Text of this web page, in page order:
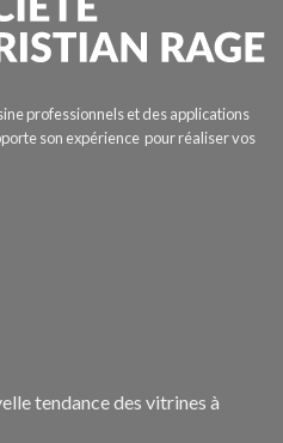
professionnels et des applications
son expérience pour réaliser vos
tendance des vitrines à